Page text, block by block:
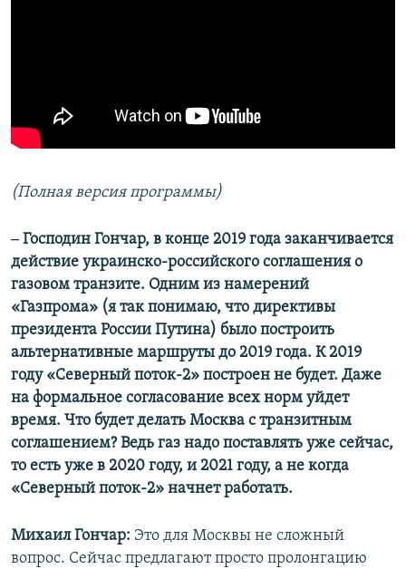
(Полная версия программы)
‒ Господин Гончар, в конце 2019 года заканчивается
действие украинско-российского соглашения о
газовом транзите. Одним из намерений
«Газпрома» (я так понимаю, что директивы
президента России Путина) было построить
альтернативные маршруты до 2019 года. К 2019
году «Северный поток-2» построен не будет. Даже
на формальное согласование всех норм уйдет
время. Что будет делать Москва с транзитным
соглашением? Ведь газ надо поставлять уже сейчас,
то есть уже в 2020 году, и 2021 году, а не когда
«Северный поток-2» начнет работать.
Михаил Гончар: Это для Москвы не сложный
вопрос. Сейчас предлагают просто пролонгацию